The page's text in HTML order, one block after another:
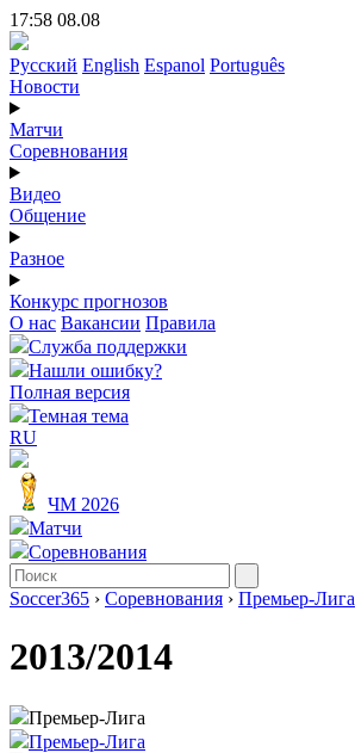
17:58 08.08
Русский English Espanol Português
Новости
Матчи
Соревнования
Видео
Общение
Разное
Конкурс прогнозов
О нас Вакансии Правила
Служба поддержки
Нашли ошибку?
Полная версия
Темная тема
RU
ЧМ 2026
Матчи
Соревнования
Soccer365 › Соревнования › Премьер-Лига
2013/2014
Премьер-Лига
Премьер-Лига